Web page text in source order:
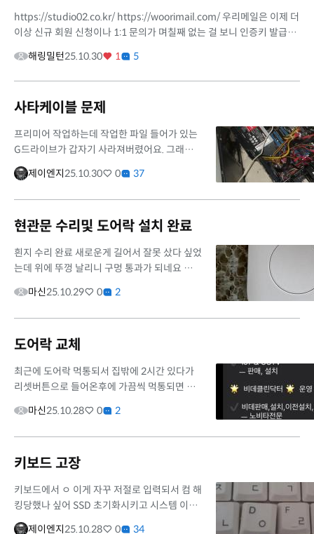
https://studio02.co.kr/ https://woorimail.com/ 우리메일은 이제 더
이상 신규 회원 신청이나 1:1 문의가 며칠째 없는 걸 보니 인증키 발급이
해링밀턴25.10.30 1 5
사타케이블 문제
프리미어 작업하는데 작업한 파일 들어가 있는
G드라이브가 갑자기 사라져버렸어요. 그래서
이 하드드라이브를 빼고 본체 하드도킹에 장착
해서 컴퓨터 켜니까 G드라이브가 나타나서 하
제이엔지25.10.30 0 37
현관문 수리및 도어락 설치 완료
흰지 수리 완료 새로운게 길어서 잘못 샀다 싶었
는데 위에 뚜껑 날리니 구멍 통과가 되네요 볼트
하게 열리고 닫히고 좋네요 안에 기존 도어락 상
마신25.10.29 0 2
도어락 교체
최근에 도어락 먹통되서 집밖에 2시간 있다가
리셋버튼으로 들어온후에 가끔씩 먹통되면 리
각되서 10만원대 도어락 찾다가 좀비싸지만 할
마신25.10.28 0 2
키보드 고장
키보드에서 ㅇ 이게 자꾸 저절로 입력되서 컴 해
킹당했나 싶어 SSD 초기화시키고 시스템 이미
지 백업한거 복구하려 했는데 키보드에서 D자
제이엔지25.10.28 0 34